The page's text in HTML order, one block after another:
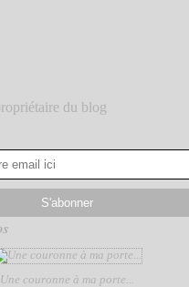
du blog
Une couronne à ma porte...